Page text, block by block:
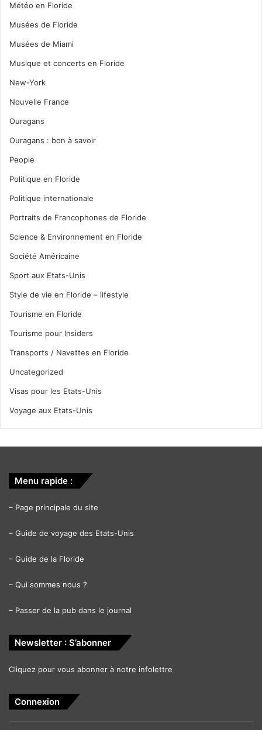
Météo en Floride
Musées de Floride
Musées de Miami
Musique et concerts en Floride
New-York
Nouvelle France
Ouragans
Ouragans : bon à savoir
People
Politique en Floride
Politique internationale
Portraits de Francophones de Floride
Science & Environnement en Floride
Société Américaine
Sport aux Etats-Unis
Style de vie en Floride – lifestyle
Tourisme en Floride
Tourisme pour Insiders
Transports / Navettes en Floride
Uncategorized
Visas pour les Etats-Unis
Voyage aux Etats-Unis
Menu rapide :
– Page principale du site
– Guide de voyage des Etats-Unis
– Guide de la Floride
– Qui sommes nous ?
– Passer de la pub dans le journal
Newsletter : S’abonner
Cliquez pour vous abonner à notre infolettre
Connexion